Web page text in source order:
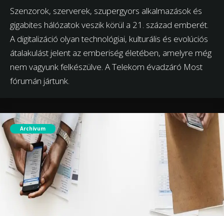
Szenzorok, szerverek, szupergyors alkalmazások és
gigabites hálózatok veszik körül a 21. század emberét.
A digitalizáció olyan technológiai, kulturális és evolúciós
átalakulást jelent az emberiség életében, amelyre még
nem vagyunk felkészülve. A Telekom évadzáró Most
fórumán jártunk.
Archívum